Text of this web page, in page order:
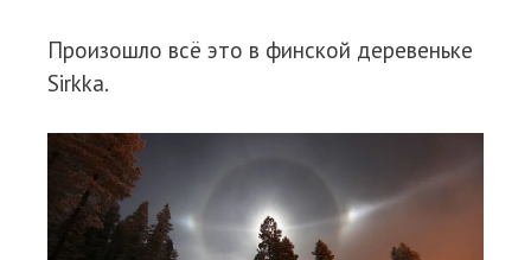
Произошло всё это в финской деревеньке
Sirkkа.